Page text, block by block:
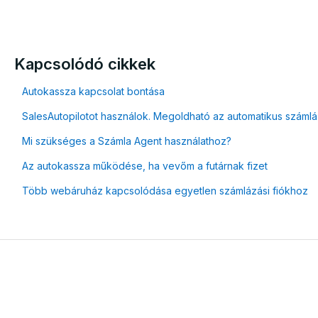
Kapcsolódó cikkek
Autokassza kapcsolat bontása
SalesAutopilotot használok. Megoldható az automatikus
Mi szükséges a Számla Agent használathoz?
Az autokassza működése, ha vevőm a futárnak fizet
Több webáruház kapcsolódása egyetlen számlázási fiókhoz